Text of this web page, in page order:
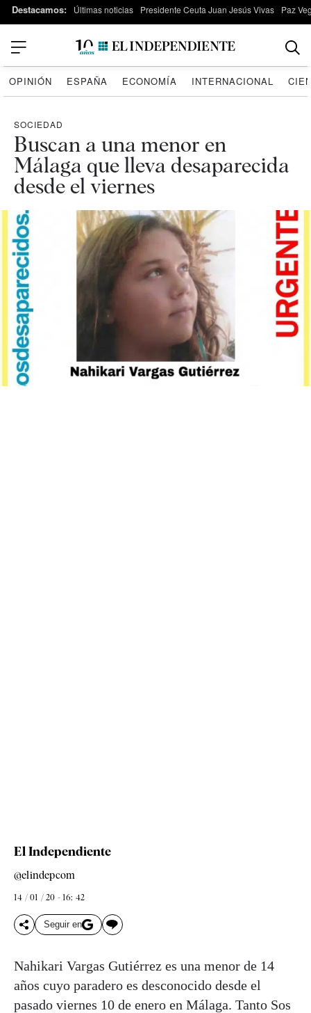
Destacamos: Últimas noticias Presidente Ceuta Juan Jesús Vivas Paz
OPINIÓN ESPAÑA ECONOMÍA INTERNACIONAL
SOCIEDAD
Buscan a una menor en
Málaga que lleva desaparecida
desde el viernes
El Independiente
@elindepcom
14 / 01 / 20 - 16: 42
Seguir en
Nahikari Vargas Gutiérrez es una menor de 14
años cuyo paradero es desconocido desde el
pasado viernes 10 de enero en Málaga. Tanto Sos